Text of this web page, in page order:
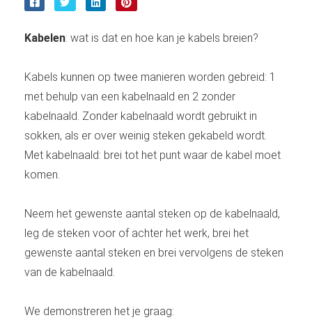
Kabelen: wat is dat en hoe kan je kabels breien?
Kabels kunnen op twee manieren worden gebreid: 1
met behulp van een kabelnaald en 2 zonder
kabelnaald. Zonder kabelnaald wordt gebruikt in
sokken, als er over weinig steken gekabeld wordt.
Met kabelnaald: brei tot het punt waar de kabel moet
komen.
Neem het gewenste aantal steken op de kabelnaald,
leg de steken voor of achter het werk, brei het
gewenste aantal steken en brei vervolgens de steken
van de kabelnaald.
We demonstreren het je graag: